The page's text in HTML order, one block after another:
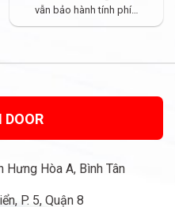
vẫn bảo hành tính phí…
Hưng Hòa A, Bình Tân
P. 5, Quận 8